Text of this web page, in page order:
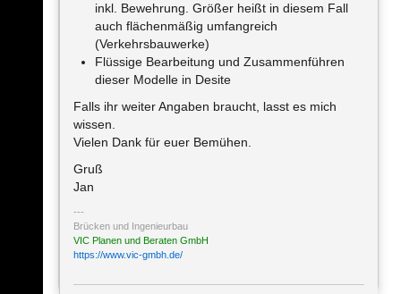
inkl. Bewehrung. Größer heißt in diesem Fall
auch flächenmäßig umfangreich
(Verkehrsbauwerke)
Flüssige Bearbeitung und Zusammenführen
dieser Modelle in Desite
Falls ihr weiter Angaben braucht, lasst es mich
wissen.
Vielen Dank für euer Bemühen.
Gruß
Jan
Brücken und Ingenieurbau
VIC Planen und Beraten GmbH
https://www.vic-gmbh.de/